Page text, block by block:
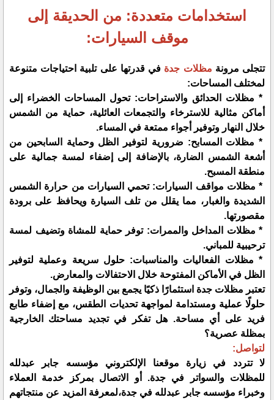
استخدامات متعددة: من الحديقة إلى
موقف السيارات:
تتجلى مرونة مظلات جدة في قدرتها على تلبية احتياجات متنوعة
لمختلف المساحات:
* مظلات الحدائق والاستراحات: تحول المساحات الخضراء إلى
أماكن مثالية للاسترخاء والتجمعات العائلية، حماية من الشمس
خلال النهار وتوفير أجواء ممتعة في المساء.
* مظلات المسابح: ضرورية لتوفير الظل وحماية السابحين من
أشعة الشمس الضارة، بالإضافة إلى إضفاء لمسة جمالية على
منطقة المسبح.
* مظلات مواقف السيارات: تحمي السيارات من حرارة الشمس
الشديدة والغبار، مما يقلل من تلف السيارة ويحافظ على برودة
مقصورتها.
* مظلات المداخل والممرات: توفر حماية للمشاة وتضيف لمسة
ترحيبية للمباني.
* مظلات الفعاليات والمناسبات: حلول سريعة وعملية لتوفير
الظل في الأماكن المفتوحة خلال الاحتفالات والمعارض.
تعتبر مظلات جدة استثمارًا ذكيًا يجمع بين الوظيفة والجمال، وتوفر
حلولًا عملية ومستدامة لمواجهة تحديات الطقس، مع إضفاء طابع
فريد على أي مساحة. هل تفكر في تجديد مساحتك الخارجية
بمظلة عصرية؟
لتواصل:
لا تتردد في زيارة موقعنا الإلكتروني مؤسسه جابر عبدلله
للمظلات والسواتر في جدة. أو الاتصال بمركز خدمة العملاء
وخبراء مؤسسه جابر عبدلله في جدة،لمعرفة المزيد عن منتجاتهم